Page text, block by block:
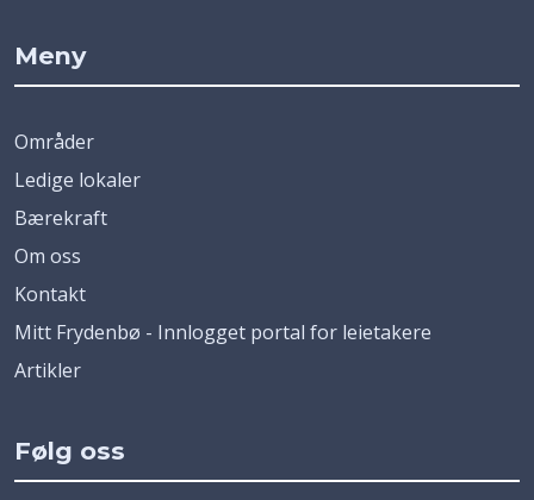
Meny
Områder
Ledige lokaler
Bærekraft
Om oss
Kontakt
Mitt Frydenbø - Innlogget portal for leietakere
Artikler
Følg oss